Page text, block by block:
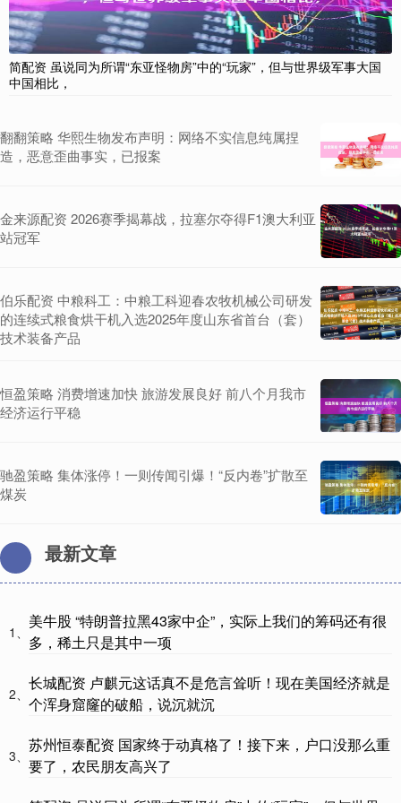
简配资 虽说同为所谓“东亚怪物房”中的“玩家”，但与世界级军事大国
中国相比，
翻翻策略 华熙生物发布声明：网络不实信息纯属捏
造，恶意歪曲事实，已报案
金来源配资 2026赛季揭幕战，拉塞尔夺得F1澳大利亚
站冠军
伯乐配资 中粮科工：中粮工科迎春农牧机械公司研发
的连续式粮食烘干机入选2025年度山东省首台（套）
技术装备产品
恒盈策略 消费增速加快 旅游发展良好 前八个月我市
经济运行平稳
驰盈策略 集体涨停！一则传闻引爆！“反内卷”扩散至
煤炭
最新文章
1、
美牛股 “特朗普拉黑43家中企”，实际上我们的筹码还有很
多，稀土只是其中一项
2、
长城配资 卢麒元这话真不是危言耸听！现在美国经济就是
个浑身窟窿的破船，说沉就沉
3、
苏州恒泰配资 国家终于动真格了！接下来，户口没那么重
要了，农民朋友高兴了